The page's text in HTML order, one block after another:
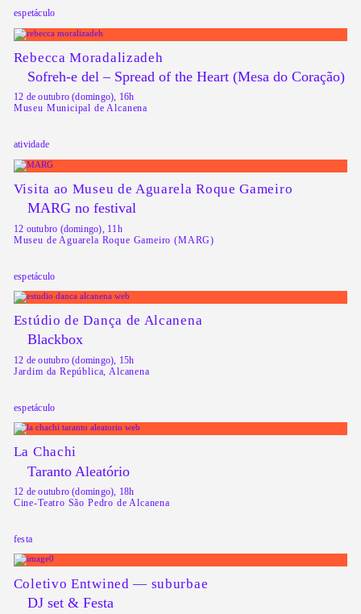
espetáculo
Rebecca Moradalizadeh
Sofreh-e del – Spread of the Heart (Mesa do Coração)
12 de outubro (domingo), 16h
Museu Municipal de Alcanena
atividade
Visita ao Museu de Aguarela Roque Gameiro
MARG no festival
12 outubro (domingo), 11h
Museu de Aguarela Roque Gameiro (MARG)
espetáculo
Estúdio de Dança de Alcanena
Blackbox
12 de outubro (domingo), 15h
Jardim da República, Alcanena
espetáculo
La Chachi
Taranto Aleatório
12 de outubro (domingo), 18h
Cine-Teatro São Pedro de Alcanena
festa
Coletivo Entwined — suburbae
DJ set & Festa